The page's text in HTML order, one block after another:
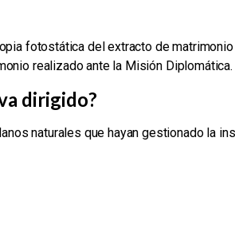
fotostática del extracto de
realizado ante la Misión Diplomática.
dirigido?
naturales que hayan gestionado la